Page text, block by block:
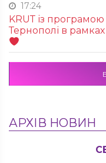
17:24
KRUТ із
Тернополі в
АРХІВ НОВИН